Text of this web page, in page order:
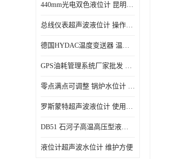
440mm光电双色液位计 昆明锅炉汽包用光电液位计
总线仪表超声波液位计 操作简单
德国HYDAC温度变送器 温度变送器工作原理 市场性价比优
GPS油耗管理系统厂家批发 CR-606 汽车油位传感器故障
零点满点可调整 锅炉水位计 太原智能锅炉汽包液位计生产厂家
罗斯蒙特超声波液位计 使用寿命长
DB51 石河子高温高压型液位变送器 性能稳定
液位计超声波水位计 维护方便